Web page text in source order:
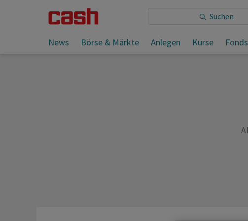
News Börse & Märkte Anlegen Kurse Fonds
Sie lesen: EFG verdient im ersten Halbjahr deutlich mehr